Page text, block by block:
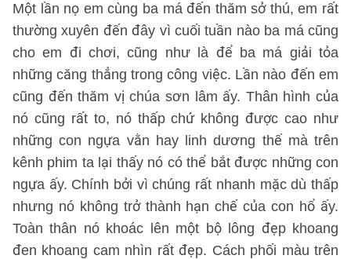
Một lần nọ em cùng ba má đến thăm sở thú, em rất
thường xuyên đến đây vì cuối tuần nào ba má cũng
cho em đi chơi, cũng như là để ba má giải tỏa
những căng thẳng trong công việc. Lần nào đến em
cũng đến thăm vị chúa sơn lâm ấy. Thân hình của
nó cũng rất to, nó thấp chứ không được cao như
những con ngựa vằn hay linh dương thế mà trên
kênh phim ta lại thấy nó có thể bắt được những con
ngựa ấy. Chính bởi vì chúng rất nhanh mặc dù thấp
nhưng nó không trở thành hạn chế của con hổ ấy.
Toàn thân nó khoác lên một bộ lông đẹp khoang
đen khoang cam nhìn rất đẹp. Cách phối màu trên